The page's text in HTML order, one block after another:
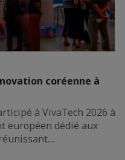
coréenne à
à VivaTech 2026 à
européen dédié aux